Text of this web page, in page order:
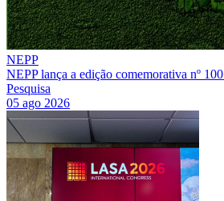
NEPP
NEPP lança a edição comemorativa nº
Pesquisa
05 ago 2026